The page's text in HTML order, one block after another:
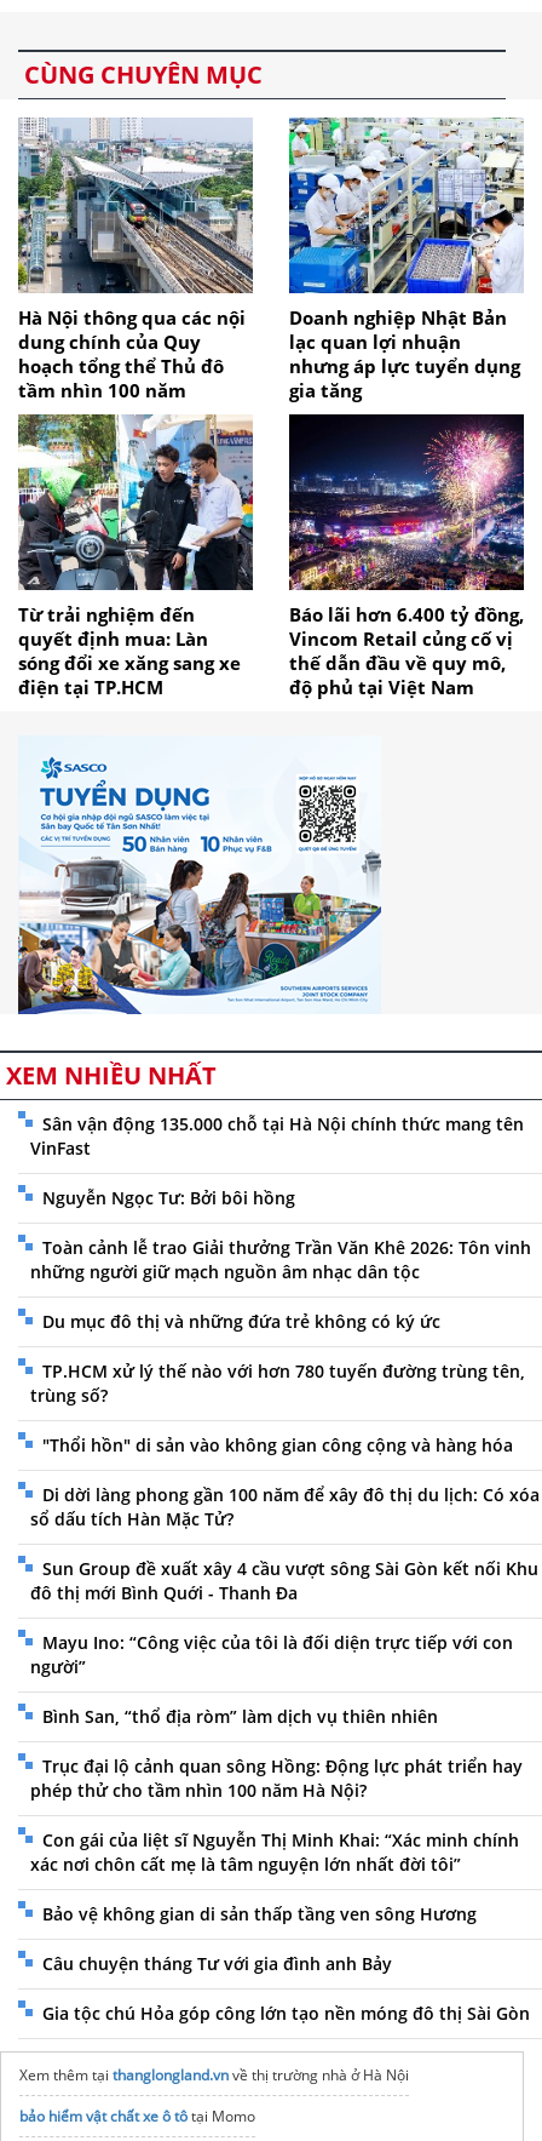
CÙNG CHUYÊN MỤC
Hà Nội thông qua các nội
dung chính của Quy
hoạch tổng thể Thủ đô
tầm nhìn 100 năm
Doanh nghiệp Nhật Bản
lạc quan lợi nhuận
nhưng áp lực tuyển dụng
gia tăng
Từ trải nghiệm đến
quyết định mua: Làn
sóng đổi xe xăng sang xe
điện tại TP.HCM
Báo lãi hơn 6.400 tỷ đồng,
Vincom Retail củng cố vị
thế dẫn đầu về quy mô,
độ phủ tại Việt Nam
XEM NHIỀU NHẤT
Sân vận động 135.000 chỗ tại Hà Nội chính thức mang tên
VinFast
Nguyễn Ngọc Tư: Bởi bôi hồng
Toàn cảnh lễ trao Giải thưởng Trần Văn Khê 2026: Tôn vinh
những người giữ mạch nguồn âm nhạc dân tộc
Du mục đô thị và những đứa trẻ không có ký ức
TP.HCM xử lý thế nào với hơn 780 tuyến đường trùng tên,
trùng số?
"Thổi hồn" di sản vào không gian công cộng và hàng hóa
Di dời làng phong gần 100 năm để xây đô thị du lịch: Có xóa
sổ dấu tích Hàn Mặc Tử?
Sun Group đề xuất xây 4 cầu vượt sông Sài Gòn kết nối Khu
đô thị mới Bình Quới - Thanh Đa
Mayu Ino: “Công việc của tôi là đối diện trực tiếp với con
người”
Bình San, “thổ địa ròm” làm dịch vụ thiên nhiên
Trục đại lộ cảnh quan sông Hồng: Động lực phát triển hay
phép thử cho tầm nhìn 100 năm Hà Nội?
Con gái của liệt sĩ Nguyễn Thị Minh Khai: “Xác minh chính
xác nơi chôn cất mẹ là tâm nguyện lớn nhất đời tôi”
Bảo vệ không gian di sản thấp tầng ven sông Hương
Câu chuyện tháng Tư với gia đình anh Bảy
Gia tộc chú Hỏa góp công lớn tạo nền móng đô thị Sài Gòn
Xem thêm tại thanglongland.vnvề thị trường nhà ở Hà Nội
bảo hiểm vật chất xe ô tôtại Momo